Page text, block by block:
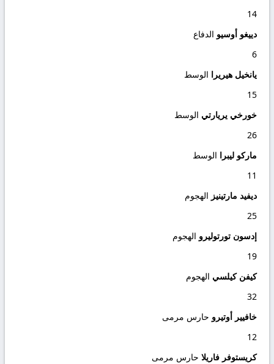
14
دييغو أوسيو الدفاع
6
يانخيل هيريرا الوسط
15
خورخي يريارتي الوسط
26
ماركو ليبرا الوسط
11
ديفيد مارتينيز الهجوم
25
إدسون تورتوليرو الهجوم
19
كيفن كيلسي الهجوم
32
خافيير أوتيرو حارس مرمى
12
كريستوفر فاريلا حارس مرمى